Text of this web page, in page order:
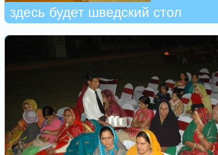
здесь будет шведский стол